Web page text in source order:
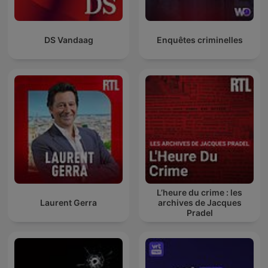
DS Vandaag Enquêtes criminelles
Laurent Gerra
L’heure du crime : les
archives de Jacques
Pradel